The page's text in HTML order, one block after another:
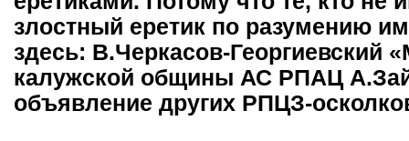
злостный еретик по разумению
здесь: В.Черкасов-Георгиевский
калужской общины АС РПАЦ
объявление других РПЦЗ-